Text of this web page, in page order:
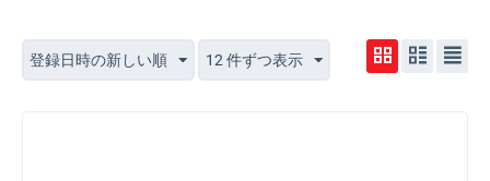
登録日時の新しい順 12 件ずつ表示